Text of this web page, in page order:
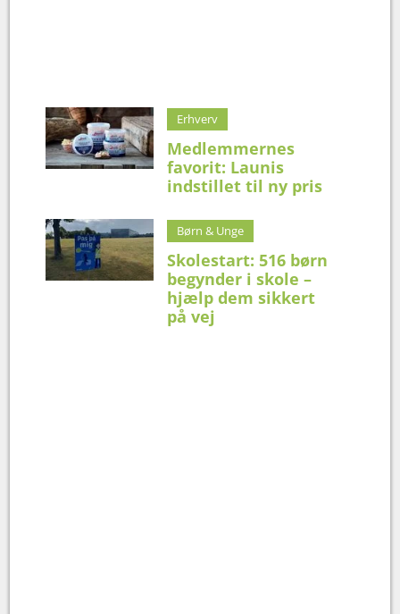
Erhverv
Medlemmernes
favorit: Launis
indstillet til ny pris
Børn & Unge
Skolestart: 516 børn
begynder i skole –
hjælp dem sikkert
på vej